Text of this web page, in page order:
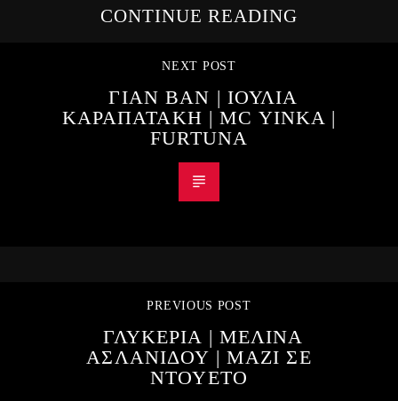
CONTINUE READING
NEXT POST
ΓΙΑΝ ΒΑΝ | ΙΟΥΛΙΑ
ΚΑΡΑΠΑΤΑΚΗ | MC YINKA |
FURTUNA
PREVIOUS POST
ΓΛΥΚΕΡΙΑ | ΜΕΛΙΝΑ
ΑΣΛΑΝΙΔΟΥ | ΜΑΖΙ ΣΕ
ΝΤΟΥΕΤΟ